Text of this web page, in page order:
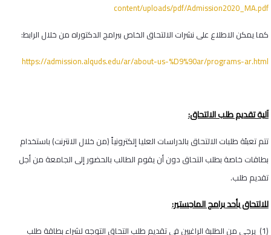
content/uploads/pdf/Admission2020_MA.pdf
كما يمكن الاطلاع على نشرات الالتحاق الخاص ببرامج الدكتوراه من خلال الرابط:
https://admission.alquds.edu/ar/about-us-%D9%90ar/programs-ar.html
آلية تقديم طلب الالتحاق:
تتم تعبئة طلبات الالتحاق بالدراسات العليا إلكترونياً (من خلال الانترنت) باستخدام
بطاقات خاصة بطلب التحاق دون أن يقوم الطالب بالحضور إلى الجامعة من أجل
تقديم طلب.
للالتحاق بأحد برامج الماجستير:
(1) يرجى من الطلبة الراغبين في تقديم طلب التحاق التوجه لشراء بطاقة طلب